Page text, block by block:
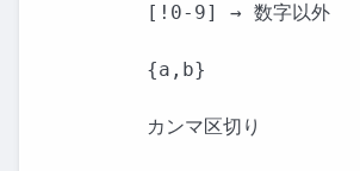
[!0-9] → 数字以外
{a,b}
カンマ区切り